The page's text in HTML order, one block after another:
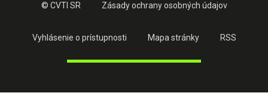
© CVTI SR Zásady ochrany osobných údajov
Vyhlásenie o prístupnosti Mapa stránky RSS